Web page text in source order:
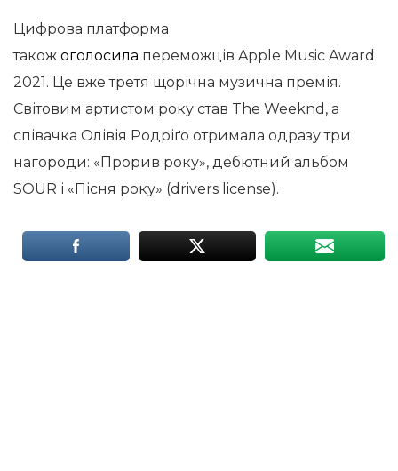
Цифрова платформа
також оголосила переможців Apple Music Award
2021. Це вже третя щорічна музична премія.
Світовим артистом року став The Weeknd, а
співачка Олівія Родріґо отримала одразу три
нагороди: «Прорив року», дебютний альбом
SOUR і «Пісня року» (drivers license).